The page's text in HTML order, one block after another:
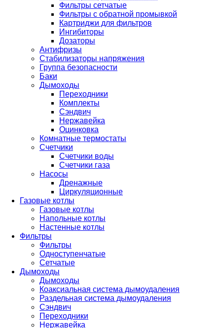
Фильтры сетчатые
Фильтры с обратной промывкой
Картриджи для фильтров
Ингибиторы
Дозаторы
Антифризы
Стабилизаторы напряжения
Группа безопасности
Баки
Дымоходы
Переходники
Комплекты
Сэндвич
Нержавейка
Оцинковка
Комнатные термостаты
Счетчики
Счетчики воды
Счетчики газа
Насосы
Дренажные
Циркуляционные
Газовые котлы
Газовые котлы
Напольные котлы
Настенные котлы
Фильтры
Фильтры
Одноступенчатые
Сетчатые
Дымоходы
Дымоходы
Коаксиальная система дымоудаления
Раздельная система дымоудаления
Сэндвич
Переходники
Нержавейка